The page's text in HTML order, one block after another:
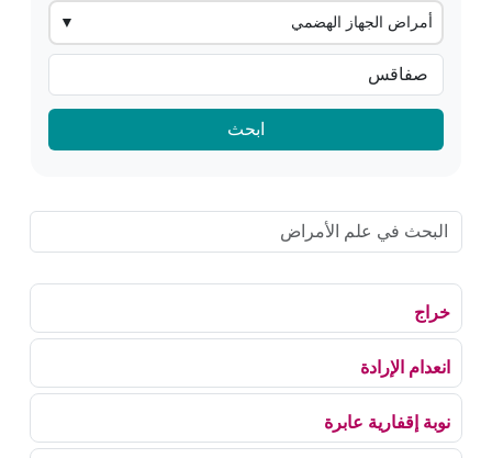
أمراض الجهاز الهضمي
ابحث
خراج
انعدام الإرادة
نوبة إقفارية عابرة